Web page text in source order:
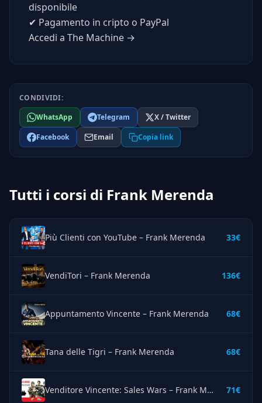
disponibile
✔ Pagamento in cripto o PayPal
Accedi a The Machine →
CONDIVIDI:
WhatsApp
Telegram
X / Twitter
Facebook
Email Copia link
Tutti i corsi di Frank Merenda
Più Clienti con YouTube – Frank Merenda 33€
VendiTori – Frank Merenda 136€
Appuntamento Vincente – Frank Merenda 68€
Tana delle Tigri – Frank Merenda 68€
Venditore Vincente: Sales Wars – Frank Merenda 71€